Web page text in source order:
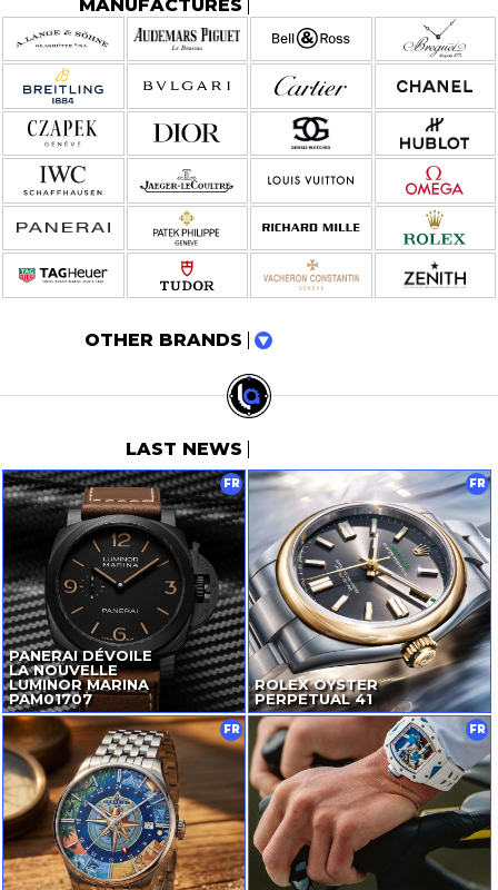
MANUFACTURES
OTHER BRANDS
LAST NEWS
PANERAI DÉVOILE
LA NOUVELLE
LUMINOR MARINA
PAM01707
FR
ROLEX OYSTER
PERPETUAL 41
FR
FR FR